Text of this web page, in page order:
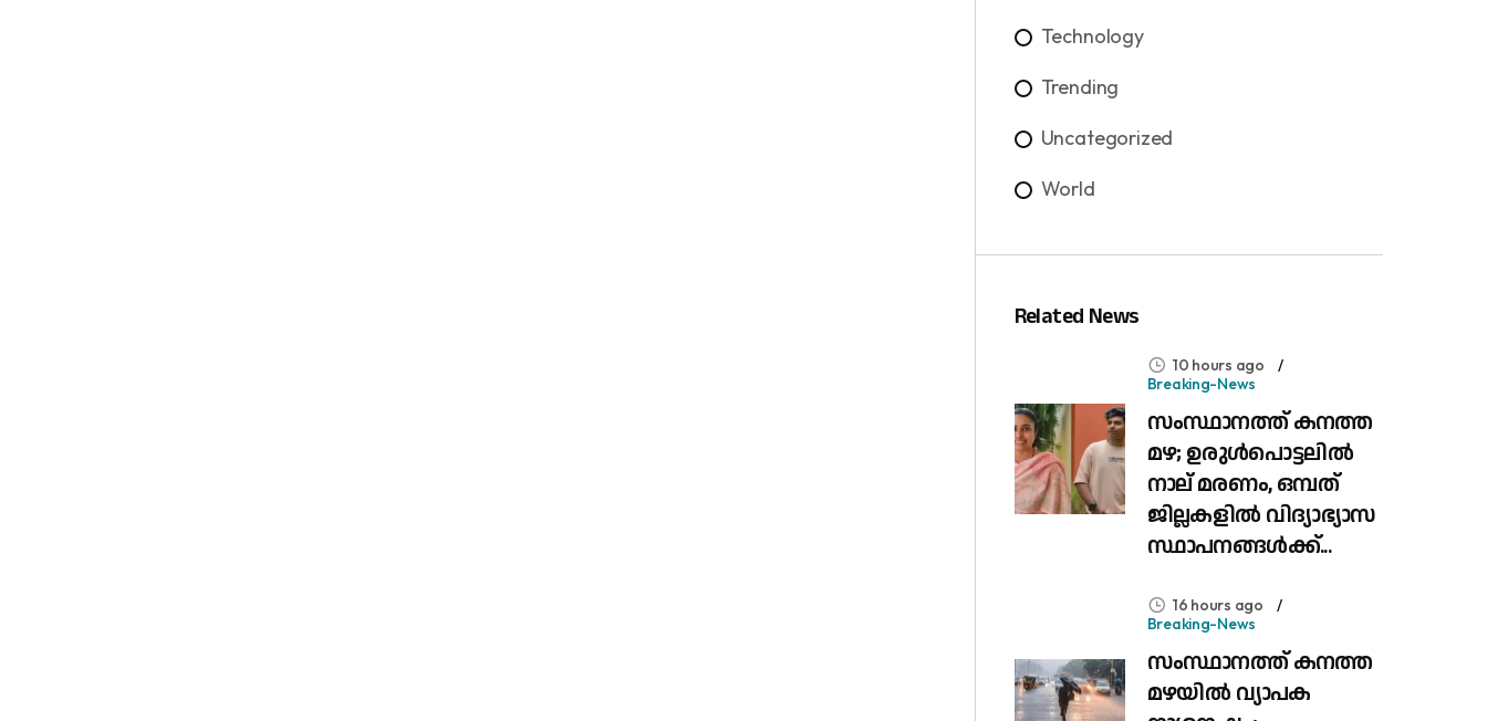
Technology
Trending
Uncategorized
World
Related News
10 hours ago
Breaking-News
സംസ്ഥാനത്ത് കനത്ത
മഴ; ഉരുൾപൊട്ടലിൽ
നാല് മരണം, ഒമ്പത്
ജില്ലകളിൽ വിദ്യാഭ്യാസ
സ്ഥാപനങ്ങൾക്ക്...
16 hours ago
Breaking-News
സംസ്ഥാനത്ത് കനത്ത
മഴയിൽ വ്യാപക